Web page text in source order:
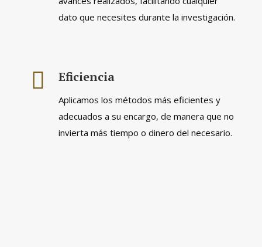
dato que necesites durante la investigación.
Eficiencia
Aplicamos los métodos más eficientes y
adecuados a su encargo, de manera que no
invierta más tiempo o dinero del necesario.